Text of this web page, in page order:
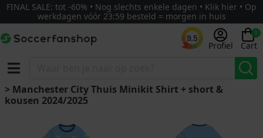
FINAL SALE: tot -60% • Nog slechts enkele dagen • Klik hier • Op
werkdagen vóór 23:59 besteld = morgen in huis
9.5
Profiel
0
Cart
> Manchester City Thuis Minikit Shirt + short &
kousen 2024/2025